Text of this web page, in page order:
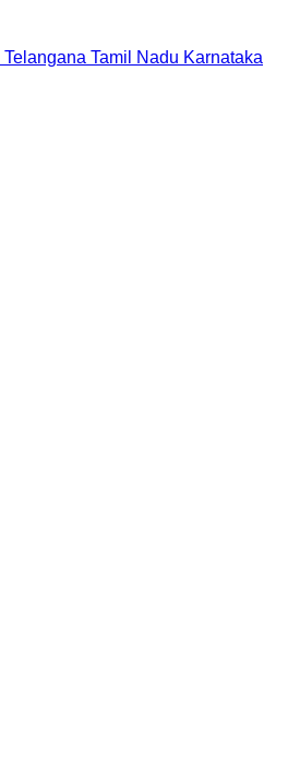
Telangana Tamil Nadu Karnataka